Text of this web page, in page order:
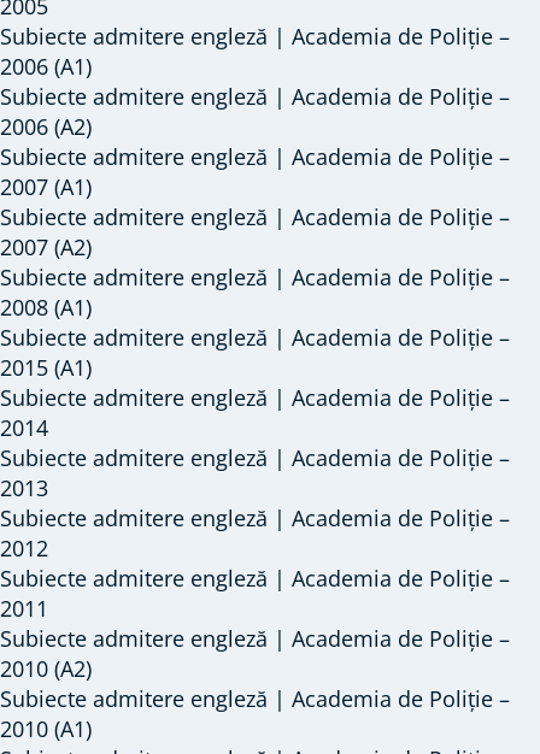
Subiecte admitere engleză | Academia de Poliție –
2006 (A1)
Subiecte admitere engleză | Academia de Poliție –
2006 (A2)
Subiecte admitere engleză | Academia de Poliție –
2007 (A1)
Subiecte admitere engleză | Academia de Poliție –
2007 (A2)
Subiecte admitere engleză | Academia de Poliție –
2008 (A1)
Subiecte admitere engleză | Academia de Poliție –
2015 (A1)
Subiecte admitere engleză | Academia de Poliție –
2014
Subiecte admitere engleză | Academia de Poliție –
2013
Subiecte admitere engleză | Academia de Poliție –
2012
Subiecte admitere engleză | Academia de Poliție –
2011
Subiecte admitere engleză | Academia de Poliție –
2010 (A2)
Subiecte admitere engleză | Academia de Poliție –
2010 (A1)